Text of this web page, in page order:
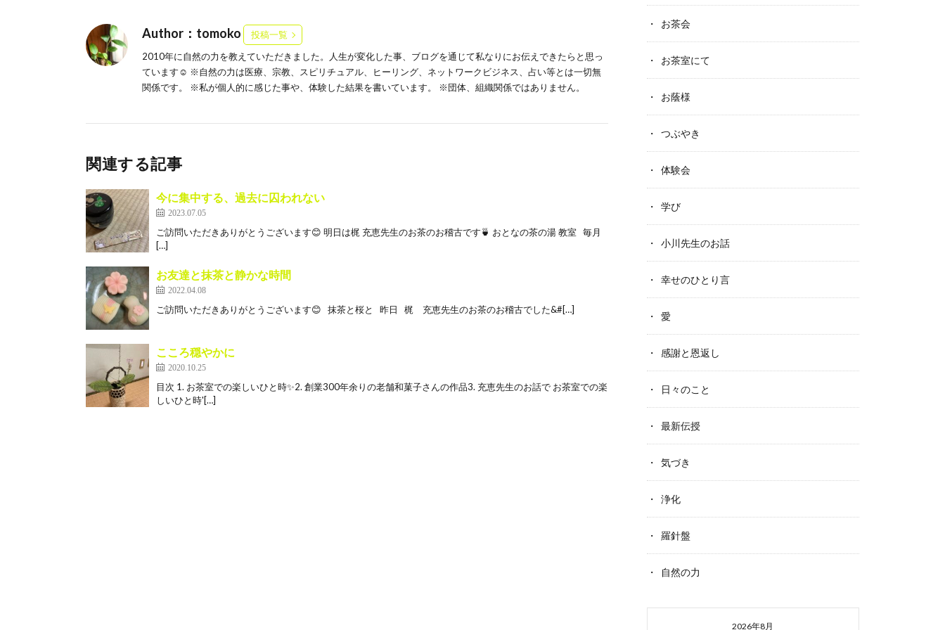
Author：tomoko
投稿一覧
2010年に自然の力を教えていただきました。人生が変化した事、ブログを通じて私なりにお伝えできたらと思っ
ています☺️ ※自然の力は医療、宗教、スピリチュアル、ヒーリング、ネットワークビジネス、占い等とは一切無
関係です。 ※私が個人的に感じた事や、体験した結果を書いています。 ※団体、組織関係ではありません。
関連する記事
今に集中する、過去に囚われない
2023.07.05
ご訪問いただきありがとうございます😊 明日は梶 充恵先生のお茶のお稽古です🍵 おとなの茶の湯 教室 毎月
[…]
お友達と抹茶と静かな時間
2022.04.08
ご訪問いただきありがとうございます😊 抹茶と桜と 昨日 梶 充恵先生のお茶のお稽古でした&#[…]
こころ穏やかに
2020.10.25
目次 1. お茶室での楽しいひと時✨2. 創業300年余りの老舗和菓子さんの作品3. 充恵先生のお話で お茶室での楽
しいひと時'[…]
お茶会
お茶室にて
お蔭様
つぶやき
体験会
学び
小川先生のお話
幸せのひとり言
愛
感謝と恩返し
日々のこと
最新伝授
気づき
浄化
羅針盤
自然の力
2026年8月